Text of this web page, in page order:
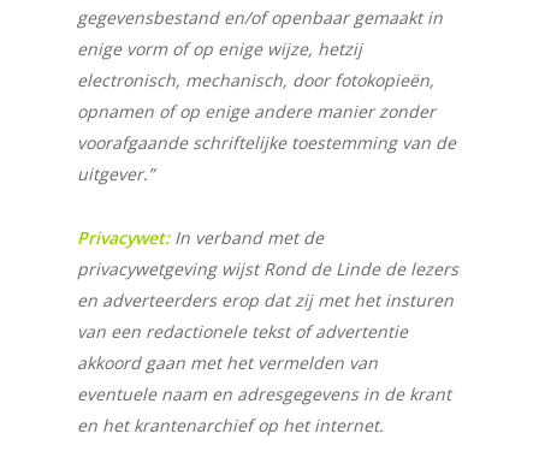
gegevensbestand en/of openbaar gemaakt in
enige vorm of op enige wijze, hetzij
electronisch, mechanisch, door fotokopieën,
opnamen of op enige andere manier zonder
voorafgaande schriftelijke toestemming van de
uitgever.”
Privacywet: In verband met de
privacywetgeving wijst Rond de Linde de lezers
en adverteerders erop dat zij met het insturen
van een redactionele tekst of advertentie
akkoord gaan met het vermelden van
eventuele naam en adresgegevens in de krant
en het krantenarchief op het internet.